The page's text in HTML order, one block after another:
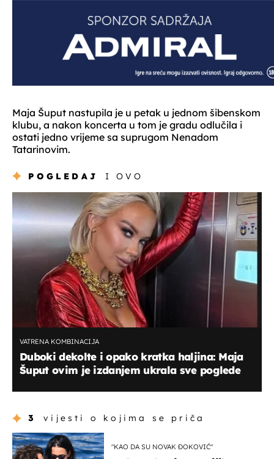
Maja Šuput nastupila je u petak u jednom šibenskom
klubu, a nakon koncerta u tom je gradu odlučila i
ostati jedno vrijeme sa suprugom Nenadom
Tatarinovim.
POGLEDAJ I OVO
VATRENA KOMBINACIJA
Duboki dekolte i opako kratka haljina: Maja
Šuput ovim je izdanjem ukrala sve poglede
3 vijesti o kojima se priča
"KAO DA SU NOVAK ĐOKOVIĆ"